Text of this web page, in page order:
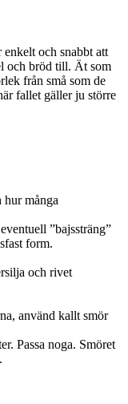
och snabbt att
och bröd till. Ät som
från små som de
fallet gäller ju större
hur många
”bajssträng”
form.
och rivet
använd kallt smör
Passa noga. Smöret